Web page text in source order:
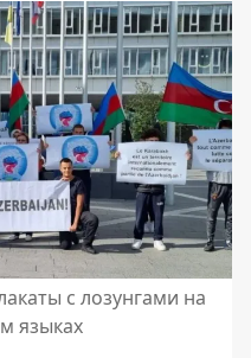
с лозунгами на
языках